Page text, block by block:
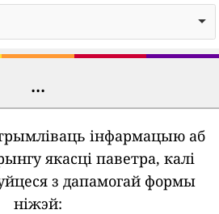
...
інфармацыю аб
якасці паветра, калі
з дапамогай формы
ніжэй: